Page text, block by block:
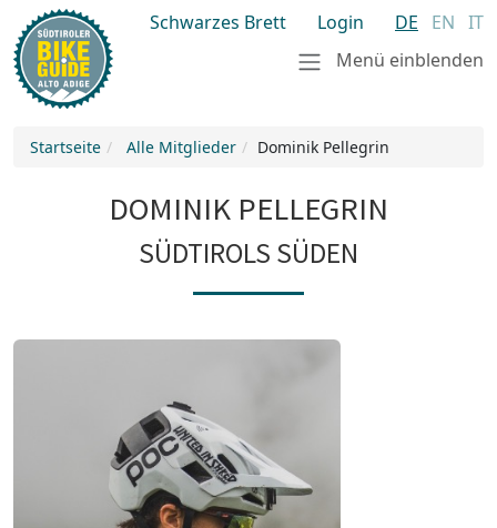
Schwarzes Brett Login DE EN IT
Menü einblenden
Startseite Alle Mitglieder Dominik Pellegrin
DOMINIK PELLEGRIN
SÜDTIROLS SÜDEN